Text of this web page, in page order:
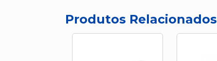
Produtos Relacionados